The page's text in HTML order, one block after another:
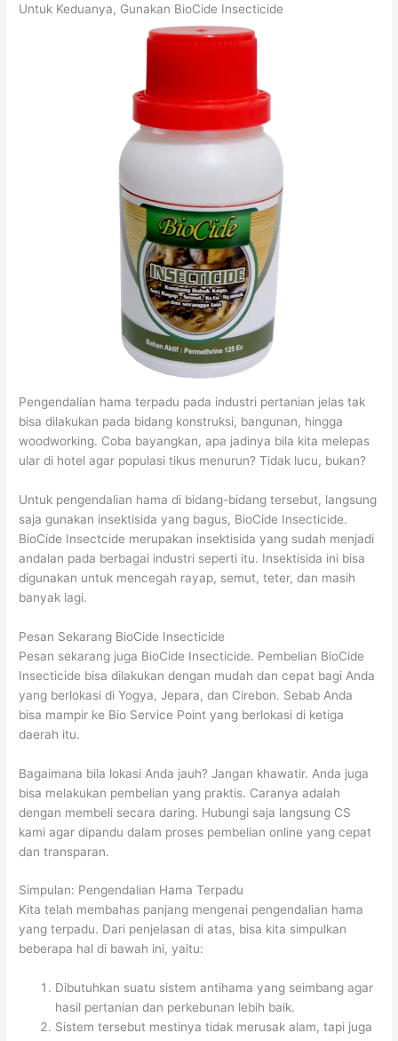
Untuk Keduanya, Gunakan BioCide Insecticide
Pengendalian hama terpadu pada industri pertanian jelas tak
bisa dilakukan pada bidang konstruksi, bangunan, hingga
woodworking. Coba bayangkan, apa jadinya bila kita melepas
ular di hotel agar populasi tikus menurun? Tidak lucu, bukan?
Untuk pengendalian hama di bidang-bidang tersebut, langsung
saja gunakan insektisida yang bagus, BioCide Insecticide.
BioCide Insectcide merupakan insektisida yang sudah menjadi
andalan pada berbagai industri seperti itu. Insektisida ini bisa
digunakan untuk mencegah rayap, semut, teter, dan masih
banyak lagi.
Pesan Sekarang BioCide Insecticide
Pesan sekarang juga BioCide Insecticide. Pembelian BioCide
Insecticide bisa dilakukan dengan mudah dan cepat bagi Anda
yang berlokasi di Yogya, Jepara, dan Cirebon. Sebab Anda
bisa mampir ke Bio Service Point yang berlokasi di ketiga
daerah itu.
Bagaimana bila lokasi Anda jauh? Jangan khawatir. Anda juga
bisa melakukan pembelian yang praktis. Caranya adalah
dengan membeli secara daring. Hubungi saja langsung CS
kami agar dipandu dalam proses pembelian online yang cepat
dan transparan.
Simpulan: Pengendalian Hama Terpadu
Kita telah membahas panjang mengenai pengendalian hama
yang terpadu. Dari penjelasan di atas, bisa kita simpulkan
beberapa hal di bawah ini, yaitu:
Dibutuhkan suatu sistem antihama yang seimbang agar
hasil pertanian dan perkebunan lebih baik.
Sistem tersebut mestinya tidak merusak alam, tapi juga